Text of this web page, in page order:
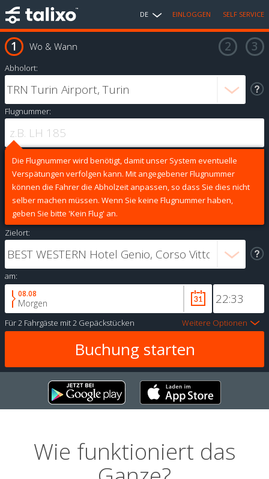
DE EINLOGGEN SELF SERVICE
Wo & Wann
Abholort:
Flugnummer:
Die Flugnummer wird benötigt, damit unser System eventuelle
Verspätungen verfolgen kann. Mit angegebener Flugnummer
können die Fahrer die Abholzeit anpassen, so dass Sie dies nicht
selber machen müssen. Wenn Sie keine Flugnummer haben,
geben Sie bitte 'Kein Flug' an.
Zielort:
am:
08.08
Morgen
Für2 Fahrgäste mit2 Gepäckstücken Weitere Optionen
Wie funktioniert das